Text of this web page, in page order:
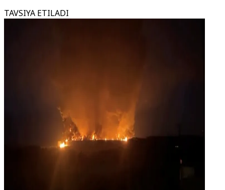
TAVSIYA ETILADI